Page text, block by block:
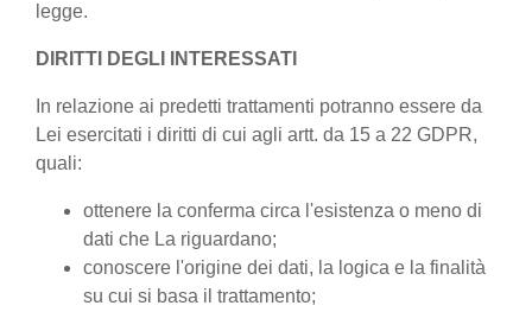
legge.
DIRITTI DEGLI INTERESSATI
In relazione ai predetti trattamenti potranno essere da
Lei esercitati i diritti di cui agli artt. da 15 a 22 GDPR,
quali:
ottenere la conferma circa l'esistenza o meno di
dati che La riguardano;
conoscere l'origine dei dati, la logica e la finalità
su cui si basa il trattamento;